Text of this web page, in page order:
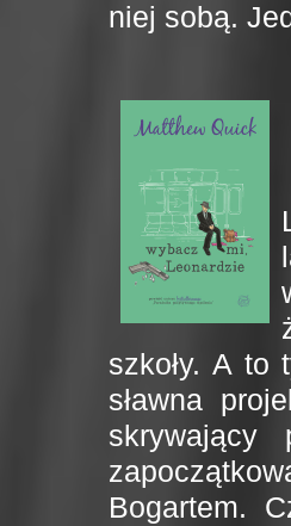
niej sobą.
szkoły. A to
sławna
Bogartem.